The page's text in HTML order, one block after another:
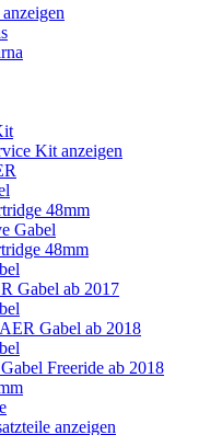
Kit anzeigen
48mm
Gabel
48mm
Gabel ab 2017
Gabel ab 2018
Freeride ab 2018
anzeigen